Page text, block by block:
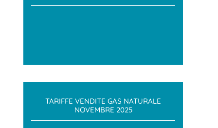
TARIFFE VENDITE GAS NATURALE
NOVEMBRE 2025